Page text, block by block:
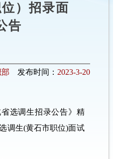
位）招录面
告
发布时间： 2023-3-20
选调生招录公告》精
调生(黄石市职位)面试